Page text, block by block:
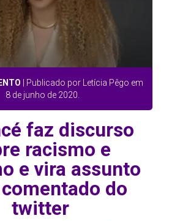
| Publicado por Letícia Pêgo em
8 de junho de 2020.
faz discurso
racismo e
e vira assunto
do
twitter